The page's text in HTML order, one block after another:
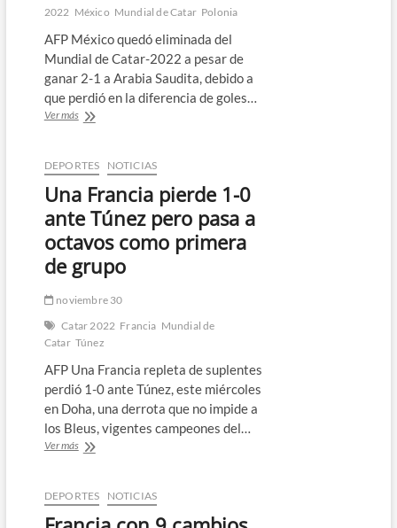
2022 México Mundial de Catar Polonia
AFP México quedó eliminada del
Mundial de Catar-2022 a pesar de
ganar 2-1 a Arabia Saudita, debido a
que perdió en la diferencia de goles…
Ver másMéxico
la
orilla
ante
Arabia
Saudita
y
despide
Mundial
￼
DEPORTES NOTICIAS
Una Francia pierde 1-0
ante Túnez pero pasa a
octavos como primera
de grupo
noviembre 30
Catar 2022 Francia Mundial de
Catar Túnez
AFP Una Francia repleta de suplentes
perdió 1-0 ante Túnez, este miércoles
en Doha, una derrota que no impide a
los Bleus, vigentes campeones del…
Ver másUna
1-
0
ante
DEPORTES NOTICIAS